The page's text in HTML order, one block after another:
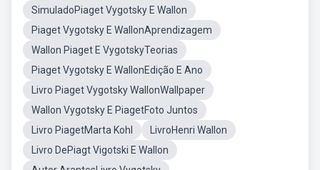
SimuladoPiaget Vygotsky E Wallon
Piaget Vygotsky E WallonAprendizagem
Wallon Piaget E VygotskyTeorias
Piaget Vygotsky E WallonEdição E Ano
Livro Piaget Vygotsky WallonWallpaper
Wallon Vygotsky E PiagetFoto Juntos
Livro PiagetMarta Kohl
LivroHenri Wallon
Livro DePiagt Vigotski E Wallon